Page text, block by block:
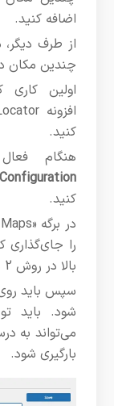
اضافه کنید.
از طرف
چندین مکان
اولین
کنید.
هنگام
Configuration
کنید.
را جای‌گذاری
بالا در روش 2 پیروی کنید.
سپس باید روی
می‌تواند به
بارگیری شود.